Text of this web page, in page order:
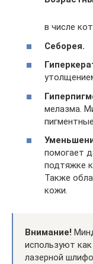
в числе
Себорея.
мелазма.
помогает
подтяжке
Также
кожи.
Внимание!
используют
лазерной